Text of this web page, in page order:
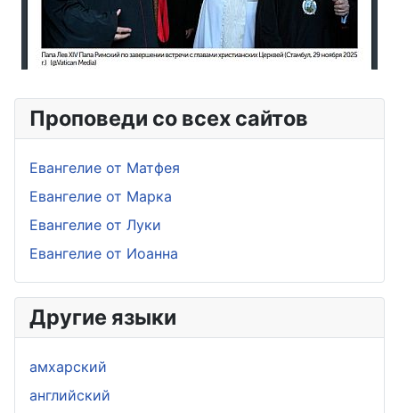
Проповеди со всех сайтов
Евангелие от Матфея
Евангелие от Марка
Евангелие от Луки
Евангелие от Иоанна
Другие языки
амхарский
aнглийский